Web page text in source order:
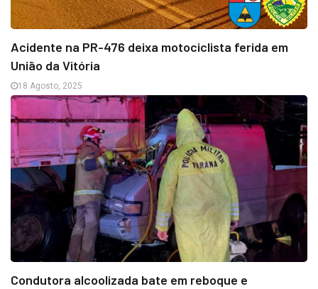
Acidente na PR-476 deixa motociclista ferida em
União da Vitória
18 Agosto, 2025
Condutora alcoolizada bate em reboque e